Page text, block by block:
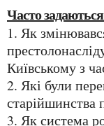
Часто
1. Як змінювався порядок
Київському з
2. Які були
старійшинства
3. Як система